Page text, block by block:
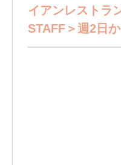
イアンレストラ
STAFF＞週2日